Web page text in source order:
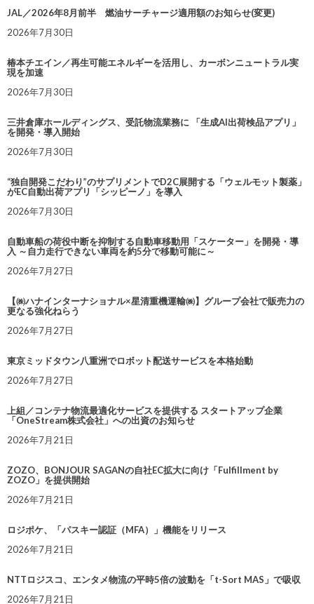
JAL／2026年8月前半 燃油サーチャージ適用額のお知らせ(変更)
2026年7月30日
椿本チエイン／再生可能エネルギーを活用し、カーボンニュートラル実
現を加速
2026年7月30日
三井倉庫ホールディングス、受託物流業務に 「生成AI出荷検品アプリ」
を開発・導入開始
2026年7月30日
“独自開発こだわり”のサプリメントでD2C展開する「ウェルモット製薬」
がEC自動出荷アプリ「シッピーノ」を導入
2026年7月30日
自動車船の荷役中断を抑制する自動車移動用「スケーター」を開発・導
入 ～自力走行できない車両を約5分で移動可能に～
2026年7月27日
【㈱ハナインターナショナル×星清重機運輸㈱】グループ会社で販売力の
更なる強化ねらう
2026年7月27日
東京ミッドタウン八重洲でロボット配送サービスを本格始動
2026年7月27日
上組／コンテナ物流最適化サービスを提供する スタートアップ企業
「OneStream株式会社」への出資のお知らせ
2026年7月21日
ZOZO、BONJOUR SAGANの自社EC拡大に向け「Fulfillment by
ZOZO」を提供開始
2026年7月21日
ロジポケ、「パスキー認証（MFA）」機能をリリース
2026年7月21日
NTTロジスコ、エンタメ物流の平時5倍の波動を「t-Sort MAS」で吸収
2026年7月21日